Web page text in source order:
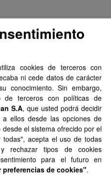
cookies de terceros con
ni cede datos de carácter
conocimiento. Sin embargo,
de terceros con políticas de
S.A, que usted podrá decidir
ellos desde las opciones de
el sistema ofrecido por el
acepta el uso de todas
rechazar tipos de cookies
para el futuro en
preferencias de cookies".